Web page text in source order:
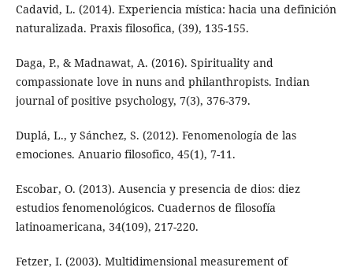
Cadavid, L. (2014). Experiencia mística: hacia una definición
naturalizada. Praxis filosofica, (39), 135-155.
Daga, P., & Madnawat, A. (2016). Spirituality and
compassionate love in nuns and philanthropists. Indian
journal of positive psychology, 7(3), 376-379.
Duplá, L., y Sánchez, S. (2012). Fenomenología de las
emociones. Anuario filosofico, 45(1), 7-11.
Escobar, O. (2013). Ausencia y presencia de dios: diez
estudios fenomenológicos. Cuadernos de filosofía
latinoamericana, 34(109), 217-220.
Fetzer, I. (2003). Multidimensional measurement of